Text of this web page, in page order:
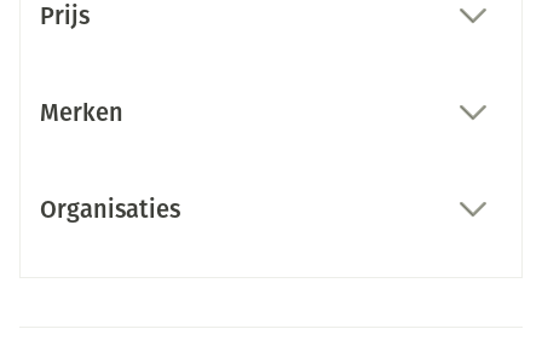
Prijs
Merken
Organisaties